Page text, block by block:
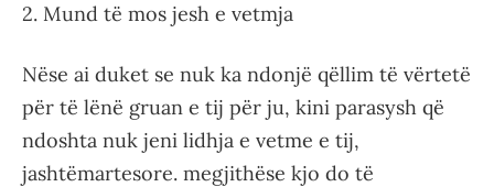
2. Mund të mos jesh e vetmja
Nëse ai duket se nuk ka ndonjë qëllim të vërtetë
për të lënë gruan e tij për ju, kini parasysh që
ndoshta nuk jeni lidhja e vetme e tij,
jashtëmartesore. megjithëse kjo do të